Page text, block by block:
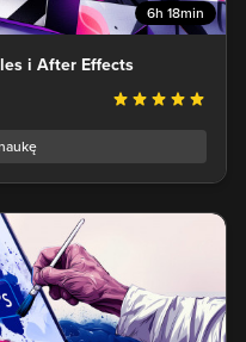
6h 18min
i After Effects